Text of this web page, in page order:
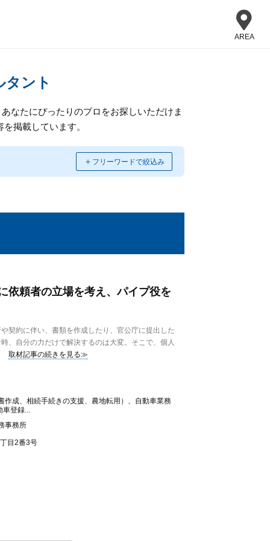
AREA
タント
なたにぴったりのプロをお探しいただけま
掲載しています。
＋ フリーワードで絞込み
依頼者の立場を考え、パイプ役を
約に伴い、書類を作成したり、官公庁に提出した
、自分の力だけで解決するのは大変。そこで、個人
取材記事の続きを見る≫
成、相続手続きの支援、農地転用）、自動車業務
車登録...
事務所
目2番3号